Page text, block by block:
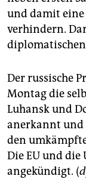
und damit eine
verhindern.
Der russische
Montag die
Luhansk und
anerkannt und
den
Die EU und die
angekündigt. (